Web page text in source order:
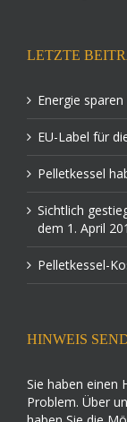
LETZTE
Energie
EU-Label für
Pelletkessel
Sichtlich
dem 1. April
Pelletkessel-
HINWEIS
Sie haben einen
Problem. Über